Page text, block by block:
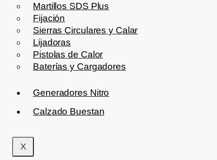
Martillos SDS Plus
Fijación
Sierras Circulares y Calar
Lijadoras
Pistolas de Calor
Baterías y Cargadores
Generadores Nitro
Calzado Buestan
X